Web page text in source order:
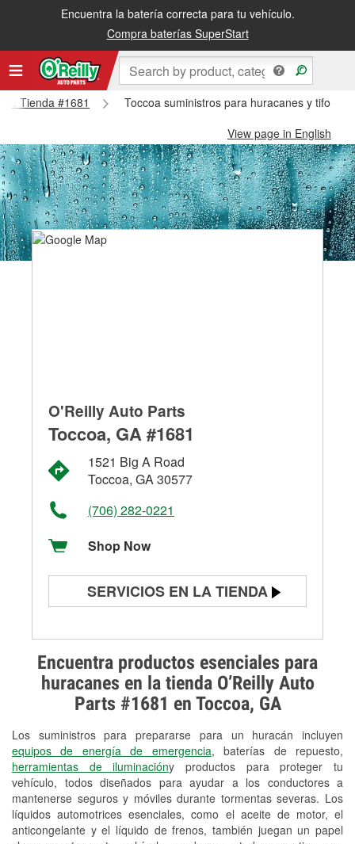
Encuentra la batería correcta para tu vehículo.
Compra baterías SuperStart
Tienda #1681
Toccoa suministros para huracanes y tifones
View page in English
Encuentra productos esenciales para
huracanes en la tienda O’Reilly Auto
Parts #1681 en Toccoa, GA
Los suministros para prepararse para un huracán incluyen
equipos de energía de emergencia, baterías de repuesto,
herramientas de iluminacióny productos para proteger tu
vehículo, todos diseñados para ayudar a los conductores a
mantenerse seguros y móviles durante tormentas severas. Los
líquidos automotrices esenciales, como el aceite de motor, el
anticongelante y el líquido de frenos, también juegan un papel
O'Reilly Auto Parts
Toccoa, GA #1681
1521 Big A Road
Toccoa, GA 30577
(706) 282-0221
Shop Now
SERVICIOS EN LA TIENDA
Prueba de alternadores y
arrancadores
Revisión de la luz "Check Engine"
Reciclaje de baterías y aceite
Instalación de bombillas de faros
Instalación de limpiaparabrisas
Programa de Préstamo de